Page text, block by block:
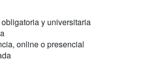
y universitaria
online o presencial